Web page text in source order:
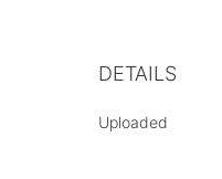
DETAILS
Uploaded